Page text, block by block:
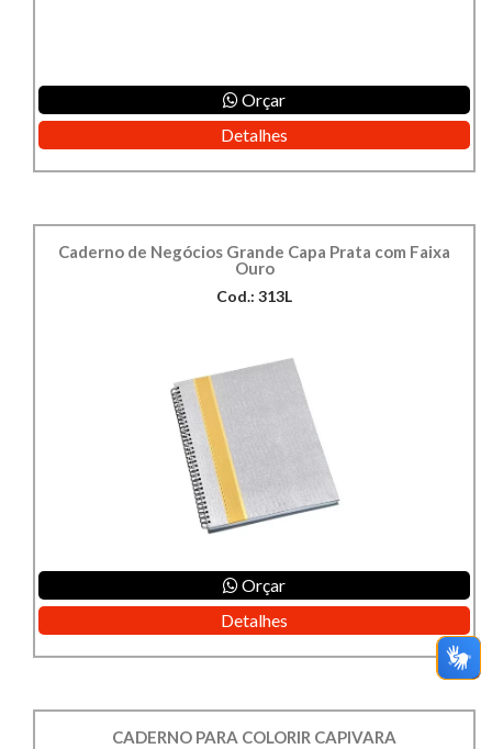
Orçar
Detalhes
Caderno de Negócios Grande Capa Prata com Faixa
Ouro
Cod.: 313L
Orçar
Detalhes
CADERNO PARA COLORIR CAPIVARA